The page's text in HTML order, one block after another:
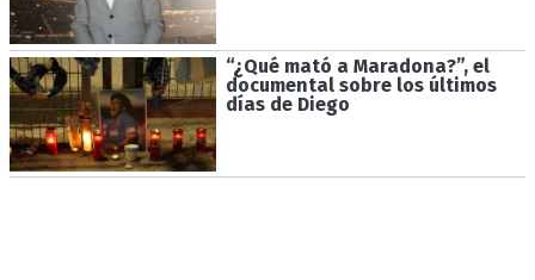
“¿Qué mató a Maradona?”, el
documental sobre los últimos
días de Diego